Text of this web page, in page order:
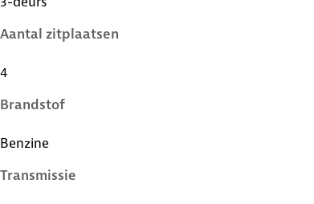
Aantal zitplaatsen
4
Brandstof
Benzine
Transmissie